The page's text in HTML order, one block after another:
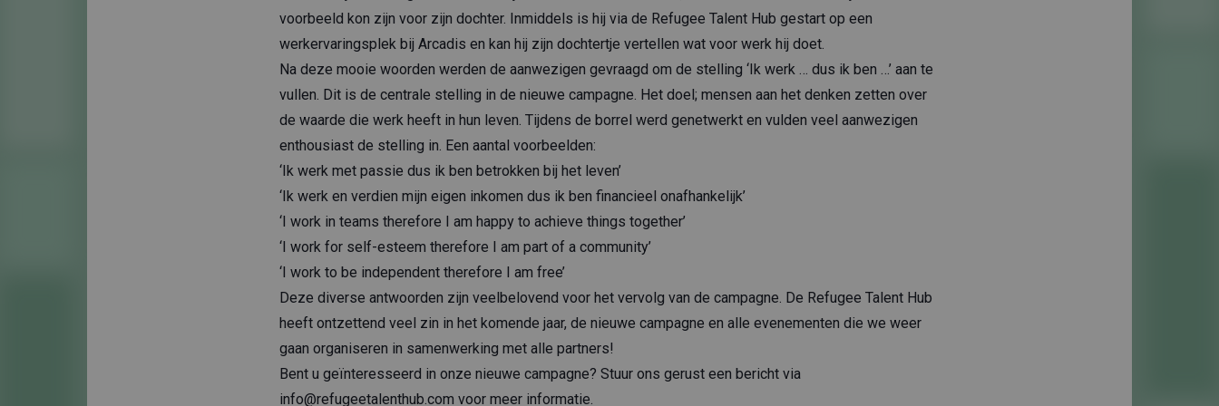
voorbeeld kon zijn voor zijn dochter. Inmiddels is hij via de Refugee Talent Hub gestart op een
werkervaringsplek bij Arcadis en kan hij zijn dochtertje vertellen wat voor werk hij doet.
Na deze mooie woorden werden de aanwezigen gevraagd om de stelling ‘Ik werk … dus ik ben …’ aan te
vullen. Dit is de centrale stelling in de nieuwe campagne. Het doel; mensen aan het denken zetten over
de waarde die werk heeft in hun leven. Tijdens de borrel werd genetwerkt en vulden veel aanwezigen
enthousiast de stelling in. Een aantal voorbeelden:
‘Ik werk met passie dus ik ben betrokken bij het leven’
‘Ik werk en verdien mijn eigen inkomen dus ik ben financieel onafhankelijk’
‘I work in teams therefore I am happy to achieve things together’
‘I work for self-esteem therefore I am part of a community’
‘I work to be independent therefore I am free’
Deze diverse antwoorden zijn veelbelovend voor het vervolg van de campagne. De Refugee Talent Hub
heeft ontzettend veel zin in het komende jaar, de nieuwe campagne en alle evenementen die we weer
gaan organiseren in samenwerking met alle partners!
Bent u geïnteresseerd in onze nieuwe campagne? Stuur ons gerust een bericht via
info@refugeetalenthub.com voor meer informatie.